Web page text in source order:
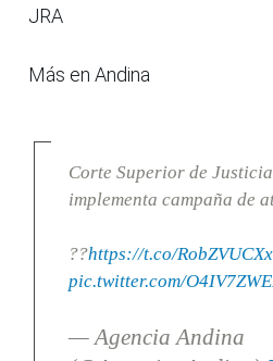
JRA
Más en Andina
Corte Superior de
implementa campaña de
??https://t.co/
pic.twitter.com/
— Agencia Andina